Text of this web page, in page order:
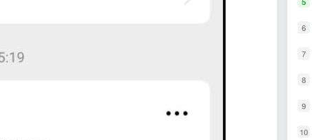
6
7
8
9
10